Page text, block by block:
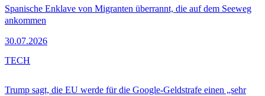
Spanische Enklave von Migranten überrannt, die auf dem Seeweg
ankommen
30.07.2026
Trump sagt, die EU werde für die Google-Geldstrafe einen „sehr
TECH